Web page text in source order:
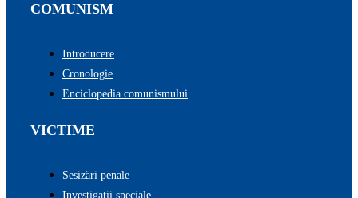
COMUNISM
Introducere
Cronologie
Enciclopedia comunismului
VICTIME
Sesizări penale
Investigații speciale